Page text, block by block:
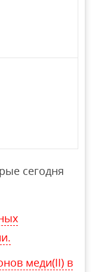
сегодня
меди(II) в